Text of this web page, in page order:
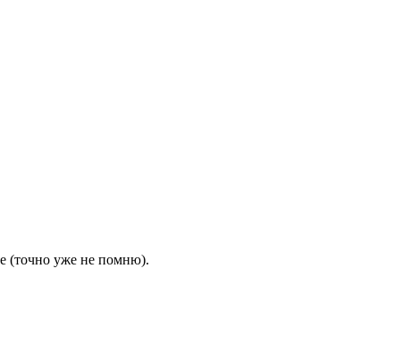
(точно уже не помню).